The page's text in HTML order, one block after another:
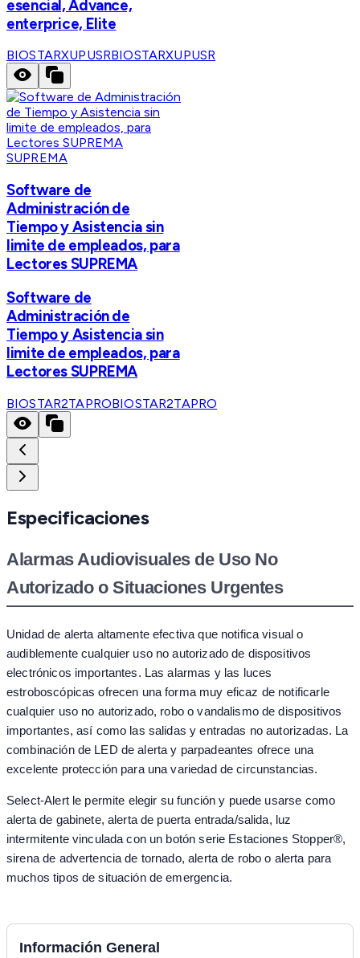
esencial, Advance,
enterprice, Elite
BIOSTARXUPUSRBIOSTARXUPUSR
SUPREMA
Software de
Administración de
Tiempo y Asistencia sin
limite de empleados, para
Lectores SUPREMA
Software de
Administración de
Tiempo y Asistencia sin
limite de empleados, para
Lectores SUPREMA
BIOSTAR2TAPROBIOSTAR2TAPRO
Especificaciones
Alarmas Audiovisuales de Uso No
Autorizado o Situaciones Urgentes
Unidad de alerta altamente efectiva que notifica visual o
audiblemente cualquier uso no autorizado de dispositivos
electrónicos importantes. Las alarmas y las luces
estroboscópicas ofrecen una forma muy eficaz de notificarle
cualquier uso no autorizado, robo o vandalismo de dispositivos
importantes, así como las salidas y entradas no autorizadas. La
combinación de LED de alerta y parpadeantes ofrece una
excelente protección para una variedad de circunstancias.
Select-Alert le permite elegir su función y puede usarse como
alerta de gabinete, alerta de puerta entrada/salida, luz
intermitente vinculada con un botón serie Estaciones Stopper®,
sirena de advertencia de tornado, alerta de robo o alerta para
muchos tipos de situación de emergencia.
Información General